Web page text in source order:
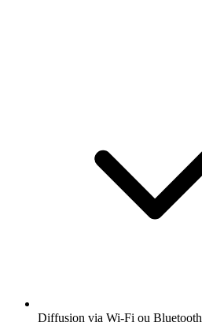
Diffusion via Wi-Fi ou Bluetooth